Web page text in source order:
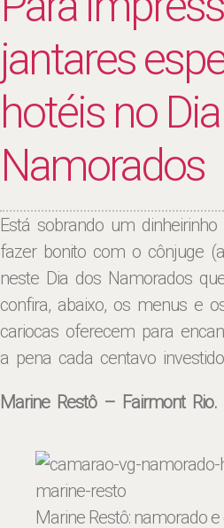
jantares
hotéis no
Namorados
Está sobrando um
fazer bonito com o cônjuge
neste Dia dos Namorados
confira, abaixo, os menus e
cariocas oferecem para
a pena cada centavo
Marine Restô – Fairmont Rio.
Marine Restô: namorado